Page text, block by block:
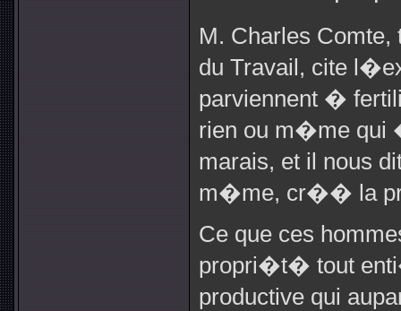
M. Charles
du Travail, cite
parviennent �
rien ou m�me qui
marais, et il nous
m�me, cr�� la
Ce que ces
propri�t� tout
productive qui